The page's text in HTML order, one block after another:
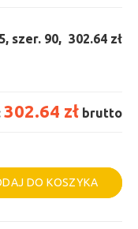
szer. 90, 302.64 zł
302.64 zł brutto
DO KOSZYKA